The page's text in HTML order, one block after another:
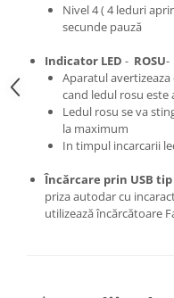
Nivel 4 ( 4 leduri
secunde pauză
Indicator LED - ROSU-
Aparatul
cand ledul rosu este
Ledul rosu se va
la maximum
In timpul incarcarii
Încărcare prin USB tip
priza autodar cu
utilizează încărcătoare